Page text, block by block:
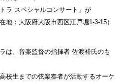
ラ スペシャルコンサート」が
地：大阪府大阪市西区江戸堀1-3-15）
は、音楽監督の指揮者 佐渡裕氏のも
校生までの弦楽奏者が活動するオーケ